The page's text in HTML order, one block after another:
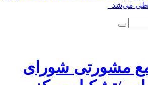
می‌شد_
مشورتی شورای